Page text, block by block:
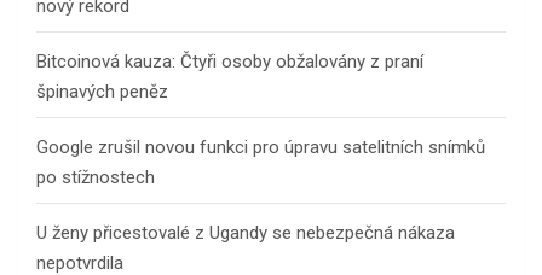
nový rekord
Bitcoinová kauza: Čtyři osoby obžalovány z praní
špinavých peněz
Google zrušil novou funkci pro úpravu satelitních snímků
po stížnostech
U ženy přicestovalé z Ugandy se nebezpečná nákaza
nepotvrdila